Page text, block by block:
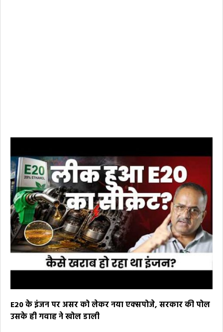
E20 के इंजन पर असर को लेकर नया एक्सपोजे, सरकार की पोल
उसके ही गवाह ने खोल डाली